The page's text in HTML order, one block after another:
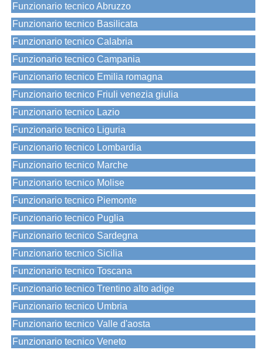
Funzionario tecnico Abruzzo
Funzionario tecnico Basilicata
Funzionario tecnico Calabria
Funzionario tecnico Campania
Funzionario tecnico Emilia romagna
Funzionario tecnico Friuli venezia giulia
Funzionario tecnico Lazio
Funzionario tecnico Liguria
Funzionario tecnico Lombardia
Funzionario tecnico Marche
Funzionario tecnico Molise
Funzionario tecnico Piemonte
Funzionario tecnico Puglia
Funzionario tecnico Sardegna
Funzionario tecnico Sicilia
Funzionario tecnico Toscana
Funzionario tecnico Trentino alto adige
Funzionario tecnico Umbria
Funzionario tecnico Valle d'aosta
Funzionario tecnico Veneto